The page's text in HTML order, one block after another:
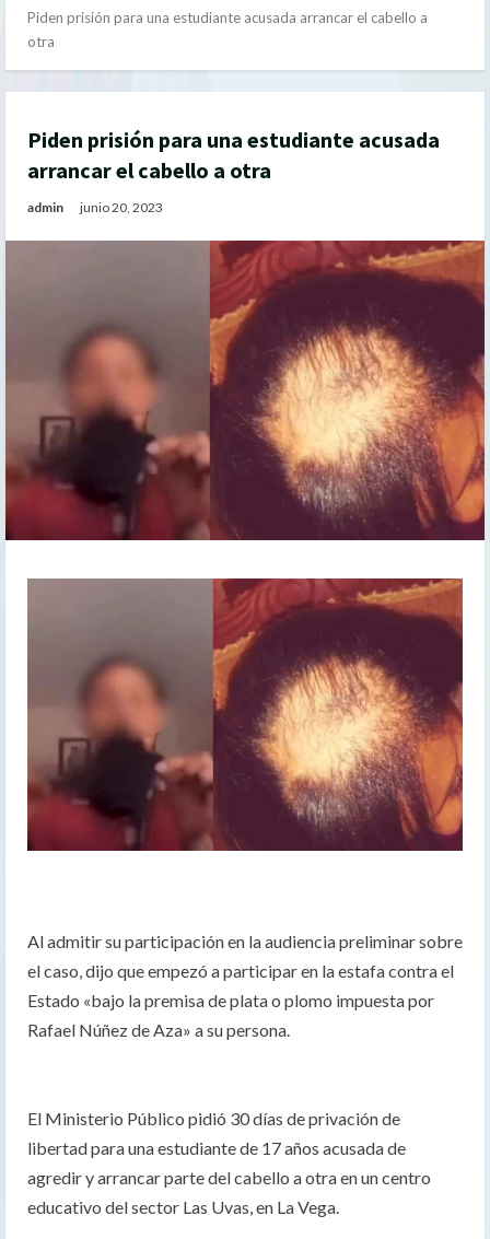
Piden prisión para una estudiante acusada arrancar el cabello a
otra
Piden prisión para una estudiante acusada
arrancar el cabello a otra
admin junio 20, 2023
Al admitir su participación en la audiencia preliminar sobre
el caso, dijo que empezó a participar en la estafa contra el
Estado «bajo la premisa de plata o plomo impuesta por
Rafael Núñez de Aza» a su persona.
El Ministerio Público pidió 30 días de privación de
libertad para una estudiante de 17 años acusada de
agredir y arrancar parte del cabello a otra en un centro
educativo del sector Las Uvas, en La Vega.